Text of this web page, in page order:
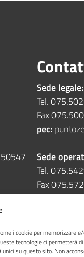
i cookie per memorizzare
tecnologie ci permetterà di
su questo sito. Non
Sede legale:
Tel.
Fax
pec:
Sede
Tel.
Fax